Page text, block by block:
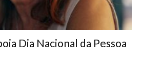
Dia Nacional da Pessoa